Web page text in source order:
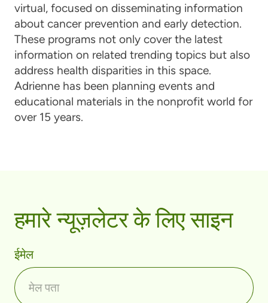
virtual, focused on disseminating information
about cancer prevention and early detection.
These programs not only cover the latest
information on related trending topics but also
address health disparities in this space.
Adrienne has been planning events and
educational materials in the nonprofit world for
over 15 years.
हमारे न्यूज़लेटर के लिए साइन
ईमेल